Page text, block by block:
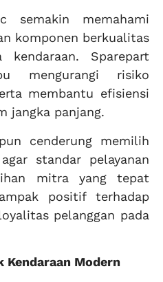
semakin memahami
komponen berkualitas
Sparepart
mengurangi risiko
membantu efisiensi
jangka panjang.
cenderung memilih
standar pelayanan
mitra yang tepat
positif terhadap
pelanggan pada
Kendaraan Modern